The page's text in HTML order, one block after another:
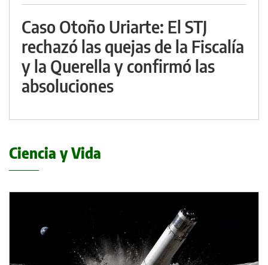
Caso Otoño Uriarte: El STJ
rechazó las quejas de la Fiscalía
y la Querella y confirmó las
absoluciones
Ciencia y Vida